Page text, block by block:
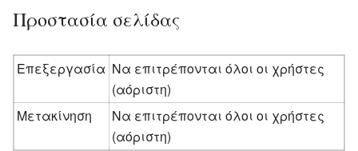
Προστασία σελίδας
Επεξεργασία Να επιτρέπονται όλοι οι χρήστες
(αόριστη)
Μετακίνηση
Να επιτρέπονται όλοι οι χρήστες
(αόριστη)